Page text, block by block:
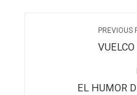
PREVIOUS
EL HUMOR